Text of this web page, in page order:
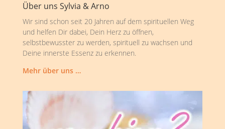
Über uns Sylvia & Arno
Wir sind schon seit 20 Jahren auf dem spirituellen Weg
und helfen Dir dabei, Dein Herz zu öffnen,
selbstbewusster zu werden, spirituell zu wachsen und
Deine innerste Essenz zu erkennen.
Mehr über uns …